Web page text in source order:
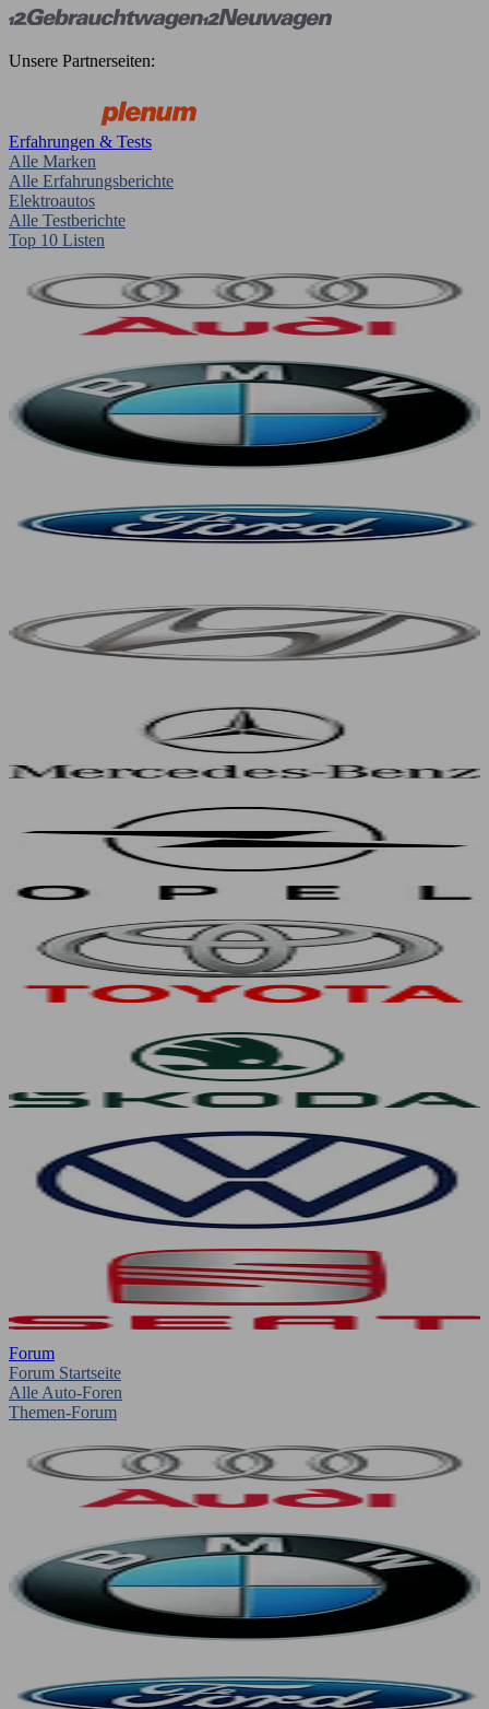
Unsere Partnerseiten:
Erfahrungen & Tests
Alle Marken
Alle Erfahrungsberichte
Elektroautos
Alle Testberichte
Top 10 Listen
Forum
Forum Startseite
Alle Auto-Foren
Themen-Forum